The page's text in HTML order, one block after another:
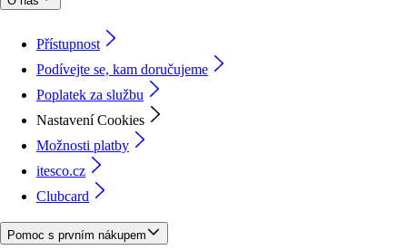
Přístupnost
Podívejte se, kam doručujeme
Poplatek za službu
Nastavení Cookies
Možnosti platby
itesco.cz
Clubcard
Pomoc s prvním nákupem